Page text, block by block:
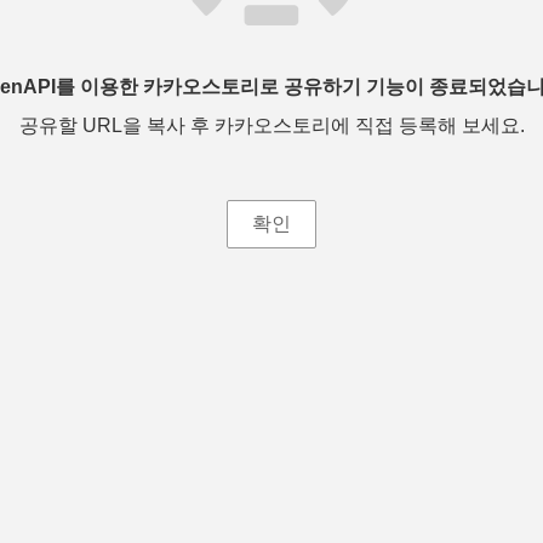
를 이용한 카카오스토리로 공유하기 기능이 종료되었습
공유할 URL을 복사 후 카카오스토리에 직접 등록해 보세요.
확인